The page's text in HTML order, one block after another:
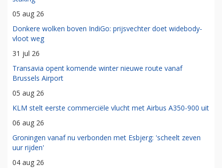
05 aug 26
Donkere wolken boven IndiGo: prijsvechter doet widebody-
vloot weg
31 jul 26
Transavia opent komende winter nieuwe route vanaf
Brussels Airport
05 aug 26
KLM stelt eerste commerciële vlucht met Airbus A350-900 uit
06 aug 26
Groningen vanaf nu verbonden met Esbjerg: 'scheelt zeven
uur rijden'
04 aug 26